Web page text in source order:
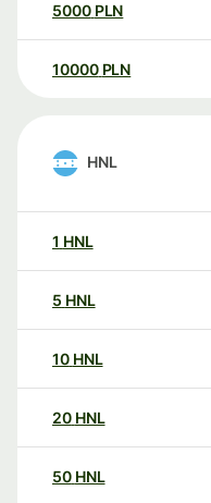
5000 PLN
10000 PLN
HNL
1 HNL
5 HNL
10 HNL
20 HNL
50 HNL